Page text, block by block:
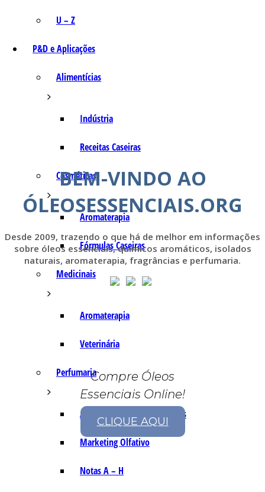
U – Z
P&D e Aplicações
Alimentícias
Indústria
Receitas Caseiras
Cosméticas
Aromaterapia
Fórmulas Caseiras
Medicinais
Aromaterapia
Veterinária
Perfumaria
As Notas e Famílias Olfativas
Marketing Olfativo
Notas A – H
BEM-VINDO AO
ÓLEOSESSENCIAIS.ORG
Desde 2009, trazendo o que há de melhor em informações
sobre óleos essenciais, químicos aromáticos, isolados
naturais, aromaterapia, fragrâncias e perfumaria.
Compre Óleos
Essenciais Online!
CLIQUE AQUI